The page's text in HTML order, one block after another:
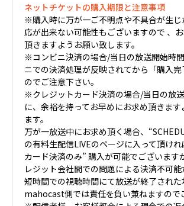
ネットチケットの購入期限と注意事項
※購入時に万が一ご不明点や不具合が生じ
応が出来ない可能性もございますので 、
頂きますようお願い致します。
※コンビニ決済の場合/当日の放送開始時
ニでの決済処理が反映されてから「購入
のでご注意下さい。
※クレジットカード決済の場合/当日の放
に、余裕を持ってお早めにお求め頂きます
ます。
万が一放送中にお求め頂く場合、
の有料生配信LIVEのページに入って頂けれ
カード決済のみ” 購入が可能でございます
レジット会社間での問題による決済不可能
短時間での視聴時間にて放送が終了された
mahocast側では責任を負い兼ねますので